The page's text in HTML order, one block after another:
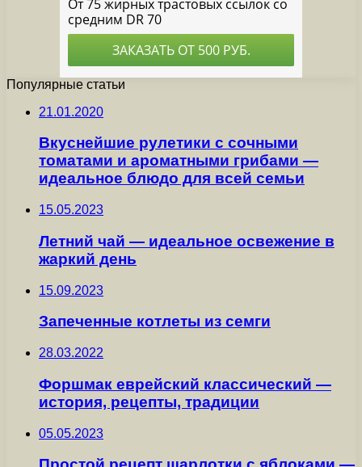
Популярные статьи
21.01.2020
Вкуснейшие рулетики с сочными
томатами и ароматными грибами —
идеальное блюдо для всей семьи
15.05.2023
Летний чай — идеальное освежение в
жаркий день
15.09.2023
Запеченные котлеты из семги
28.03.2022
Форшмак еврейский классический —
история, рецепты, традиции
05.05.2023